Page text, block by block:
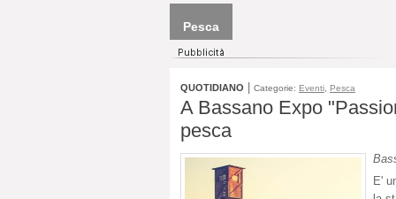
Pesca
QUOTIDIANO Categorie: Eventi Pesca
A Bassano Expo
pesca
E'